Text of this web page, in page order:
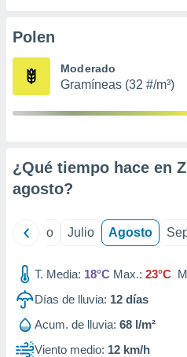
e
mediante
de
1199
Polen
Moderado
Gramíneas (32 #/m³)
¿Qué tiempo hace en
agosto?
Junio Julio Agosto
T. Media: 18°C Max.: 23°C
Días de lluvia: 12 días
Acum. de lluvia: 68 l/m²
Viento medio: 12 km/h